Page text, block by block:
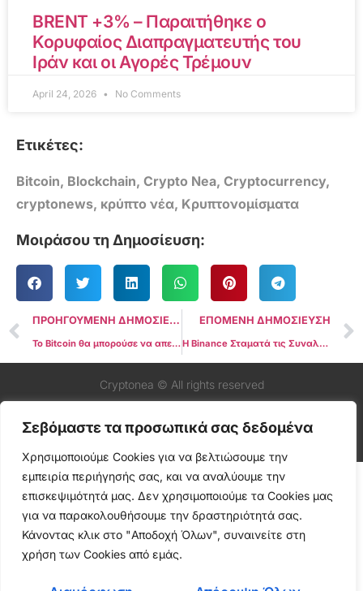
Σεβόμαστε τα προσωπικά σας δεδομένα
Χρησιμοποιούμε Cookies για να βελτιώσουμε την
εμπειρία περιήγησής σας, και να αναλύουμε την
επισκεψιμότητά μας. Δεν χρησιμοποιούμε τα Cookies μας
για να παρακολουθήσουμε την δραστηριότητά σας.
Κάνοντας κλικ στο "Αποδοχή Όλων", συναινείτε στη
χρήση των Cookies από εμάς.
BRENT +3% – Παραιτήθηκε ο
Κορυφαίος Διαπραγματευτής του
Ιράν και οι Αγορές Τρέμουν
April 24, 2026 No Comments
Ετικέτες:
Bitcoin, Blockchain, Crypto Nea, Cryptocurrency,
cryptonews, κρύπτο νέα, Κρυπτονομίσματα
Μοιράσου τη Δημοσίευση:
ΠΡΟΗΓΟΥΜΕΝΗ ΔΗΜΟΣΙΕΥΣΗ
Το Bitcoin θα μπορούσε να απειλήσει την κυριαρχία του δολαρίου, λέει ο CEO της BlackRock
ΕΠΟΜΕΝΗ ΔΗΜΟΣΙΕΥΣΗ
Η Binance Σταματά τις Συναλλαγές Tether USDT στην Ευρώπη για Συμμόρφωση με τους Κανονισμούς MiCA
Cryptonea © All rights reserved